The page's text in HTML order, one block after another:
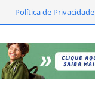
Política de Privacidade